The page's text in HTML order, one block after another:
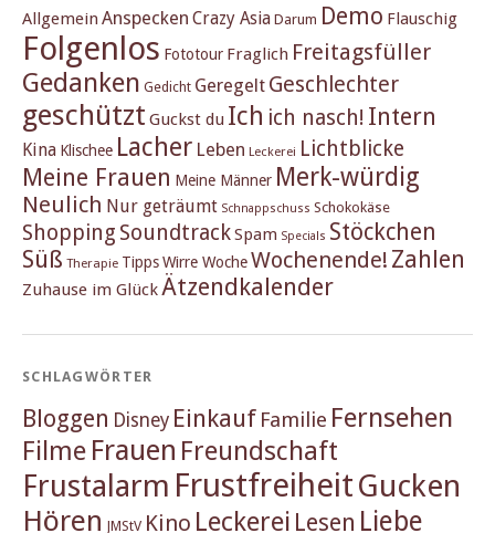
Allgemein Anspecken Crazy Asia Darum Demo Flauschig
Folgenlos Fototour Fraglich Freitagsfüller
Gedanken Gedicht Geregelt Geschlechter
geschützt Guckst du Ich ich nasch! Intern
Kina Klischee Lacher Leben Leckerei Lichtblicke
Meine Frauen Meine Männer Merk-würdig
Neulich Nur geträumt Schnappschuss Schokokäse
Shopping SoundtrackSpam Specials Stöckchen
Süß Therapie TippsWirre WocheWochenende! Zahlen
Zuhause im Glück Ätzendkalender
SCHLAGWÖRTER
Bloggen Disney Einkauf Familie Fernsehen
Filme Frauen Freundschaft
Frustalarm FrustfreiheitGucken
Hören JMStV Kino Leckerei Lesen Liebe